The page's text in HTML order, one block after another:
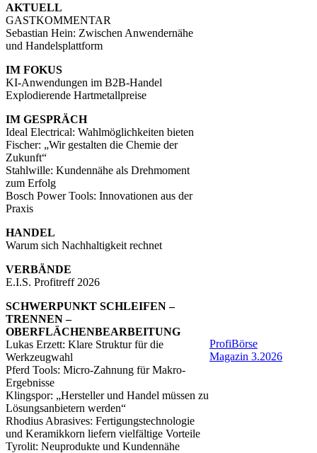
AKTUELL
GASTKOMMENTAR
Sebastian Hein: Zwischen Anwendernähe
und Handelsplattform
IM FOKUS
KI-Anwendungen im B2B-Handel
Explodierende Hartmetallpreise
IM GESPRÄCH
Ideal Electrical: Wahlmöglichkeiten bieten
Fischer: „Wir gestalten die Chemie der
Zukunft“
Stahlwille: Kundennähe als Drehmoment
zum Erfolg
Bosch Power Tools: Innovationen aus der
Praxis
HANDEL
Warum sich Nachhaltigkeit rechnet
VERBÄNDE
E.I.S. Profitreff 2026
SCHWERPUNKT SCHLEIFEN –
TRENNEN –
OBERFLÄCHENBEARBEITUNG
Lukas Erzett: Klare Struktur für die
Werkzeugwahl
Pferd Tools: Micro-Zahnung für Makro-
Ergebnisse
Klingspor: „Hersteller und Handel müssen zu
Lösungsanbietern werden“
Rhodius Abrasives: Fertigungstechnologie
und Keramikkorn liefern vielfältige Vorteile
Tyrolit: Neuprodukte und Kundennähe
ProfiBörse
Magazin 3.2026